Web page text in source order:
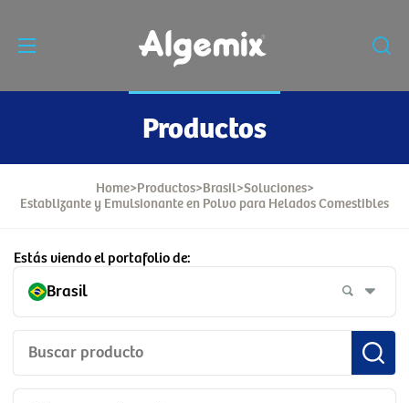
Productos
Home>Productos>Brasil>Soluciones>
Establizante y Emulsionante en Polvo para Helados Comestibles
Estás viendo el portafolio de:
Brasil